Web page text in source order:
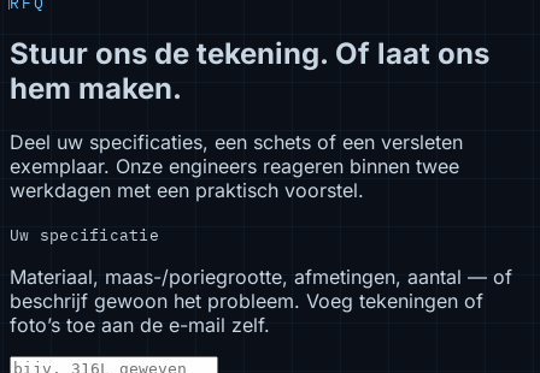
Stuur ons de tekening. Of laat ons
hem maken.
Deel uw specificaties, een schets of een versleten
exemplaar. Onze engineers reageren binnen twee
werkdagen met een praktisch voorstel.
Uw specificatie
Materiaal, maas-/poriegrootte, afmetingen, aantal — of
beschrijf gewoon het probleem. Voeg tekeningen of
foto’s toe aan de e-mail zelf.